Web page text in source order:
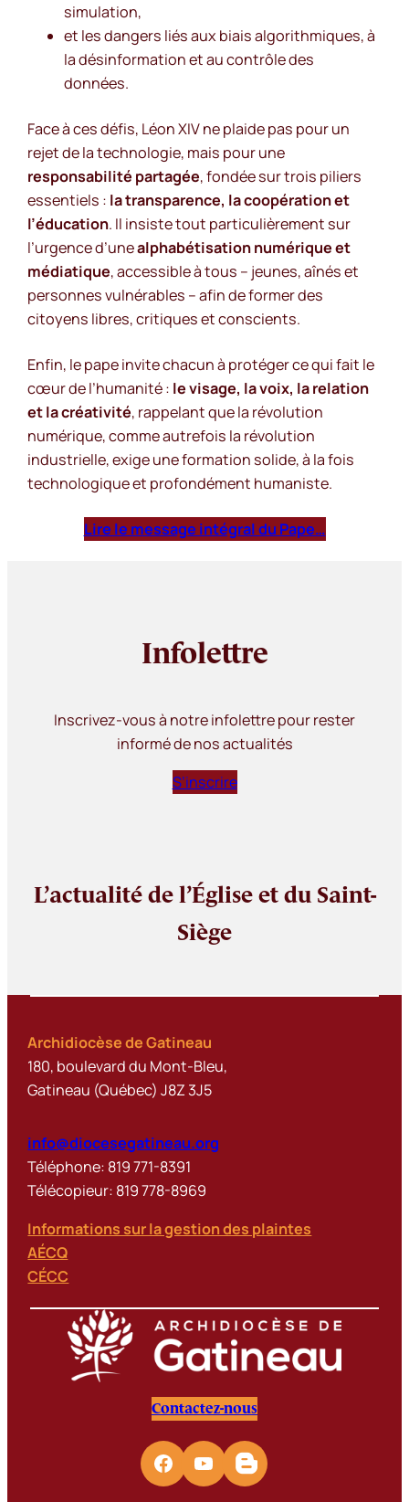
simulation,
et les dangers liés aux biais algorithmiques, à
la désinformation et au contrôle des
données.
Face à ces défis, Léon XIV ne plaide pas pour un
rejet de la technologie, mais pour une
responsabilité partagée, fondée sur trois piliers
essentiels : la transparence, la coopération et
l’éducation. Il insiste tout particulièrement sur
l’urgence d’unealphabétisation numérique et
médiatique, accessible à tous – jeunes, aînés et
personnes vulnérables – afin de former des
citoyens libres, critiques et conscients.
Enfin, le pape invite chacun à protéger ce qui fait le
cœur de l’humanité : le visage, la voix, la relation
et la créativité, rappelant que la révolution
numérique, comme autrefois la révolution
industrielle, exige une formation solide, à la fois
technologique et profondément humaniste.
Lire le message intégral du Pape…
Infolettre
Inscrivez-vous à notre infolettre pour rester
informé de nos actualités
S’inscrire
L’actualité de l’Église et du Saint-
Siège
Archidiocèse de Gatineau
180, boulevard du Mont-Bleu,
Gatineau (Québec) J8Z 3J5
info@diocesegatineau.org
Téléphone: 819 771-8391
Télécopieur: 819 778-8969
Informations sur la gestion des plaintes
AÉCQ
CÉCC
Contactez-nous